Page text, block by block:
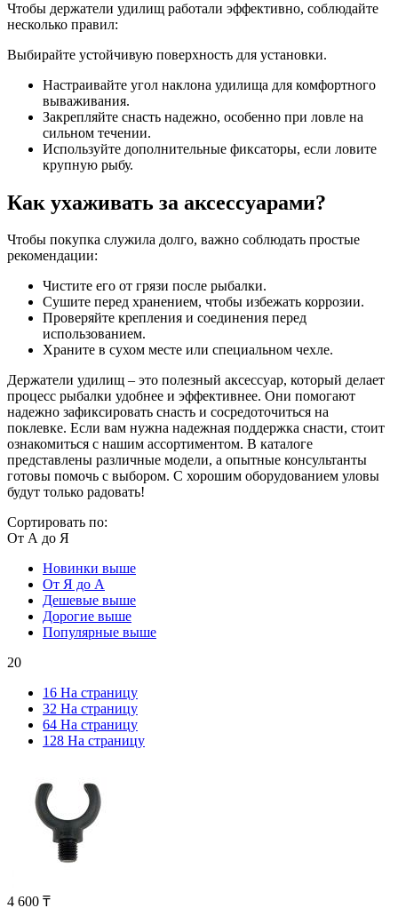
Чтобы держатели удилищ работали эффективно, соблюдайте
несколько правил:
Выбирайте устойчивую поверхность для установки.
Настраивайте угол наклона удилища для комфортного
вываживания.
Закрепляйте снасть надежно, особенно при ловле на
сильном течении.
Используйте дополнительные фиксаторы, если ловите
крупную рыбу.
Как ухаживать за аксессуарами?
Чтобы покупка служила долго, важно соблюдать простые
рекомендации:
Чистите его от грязи после рыбалки.
Сушите перед хранением, чтобы избежать коррозии.
Проверяйте крепления и соединения перед
использованием.
Храните в сухом месте или специальном чехле.
Держатели удилищ – это полезный аксессуар, который делает
процесс рыбалки удобнее и эффективнее. Они помогают
надежно зафиксировать снасть и сосредоточиться на
поклевке. Если вам нужна надежная поддержка снасти, стоит
ознакомиться с нашим ассортиментом. В каталоге
представлены различные модели, а опытные консультанты
готовы помочь с выбором. С хорошим оборудованием уловы
будут только радовать!
Сортировать по:
От А до Я
Новинки выше
От Я до А
Дешевые выше
Дорогие выше
Популярные выше
20
16 На страницу
32 На страницу
64 На страницу
128 На страницу
4 600 ₸